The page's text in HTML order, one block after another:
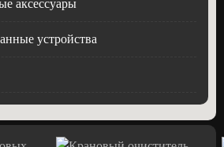
аксессуары
устройства